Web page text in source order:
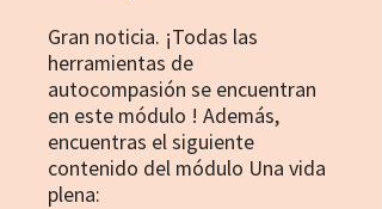
Gran noticia. ¡Todas las
herramientas de
autocompasión se encuentran
en este módulo ! Además,
encuentras el siguiente
contenido del módulo Una vida
plena: